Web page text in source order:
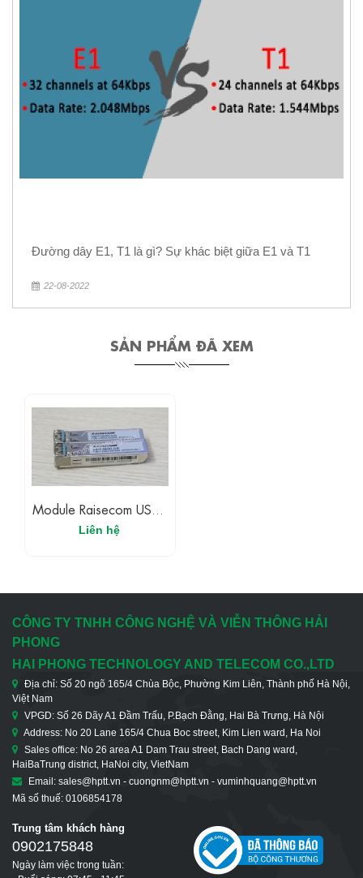
Đường dây E1, T1 là gì? Sự khác biệt giữa E1 và T1
22-08-2022
SẢN PHẨM ĐÃ XEM
Module Raisecom USFP-
GB/S1-D-R
Liên hệ
CÔNG TY TNHH CÔNG NGHỆ VÀ VIỄN THÔNG HẢI
PHONG
HAI PHONG TECHNOLOGY AND TELECOM CO.,LTD
Địa chỉ: Số 20 ngõ 165/4 Chùa Bộc, Phường Kim Liên, Thành phố Hà Nội,
Việt Nam
VPGD: Số 26 Dãy A1 Đầm Trấu, P.Bạch Đằng, Hai Bà Trưng, Hà Nội
Address: No 20 Lane 165/4 Chua Boc street, Kim Lien ward, Ha Noi
Sales office: No 26 area A1 Dam Trau street, Bach Dang ward,
HaiBaTrung district, HaNoi city, VietNam
Email: sales@hptt.vn - cuongnm@hptt.vn - vuminhquang@hptt.vn
Mã số thuế: 0106854178
Trung tâm khách hàng
0902175848
Ngày làm việc trong tuần: